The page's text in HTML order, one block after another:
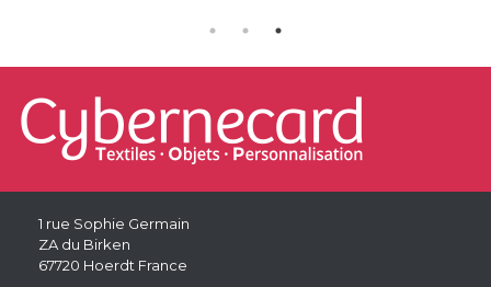
1 rue Sophie Germain
ZA du Birken
67720 Hoerdt France